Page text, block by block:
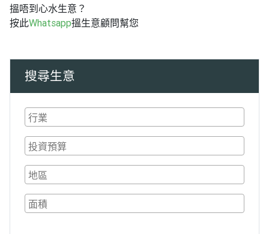
搵唔到心水生意？
按此Whatsapp搵生意顧問幫您
搜尋生意